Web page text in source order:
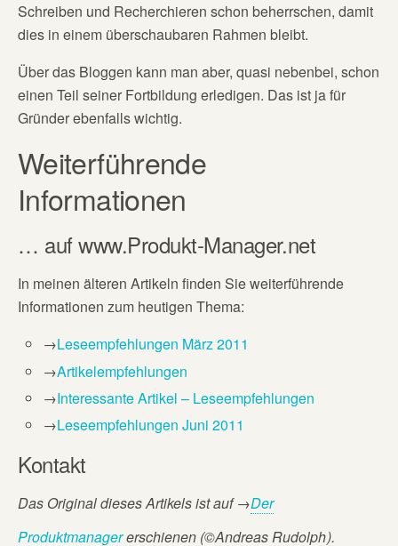
Schreiben und Recherchieren schon beherrschen, damit
dies in einem überschaubaren Rahmen bleibt.
Über das Bloggen kann man aber, quasi nebenbei, schon
einen Teil seiner Fortbildung erledigen. Das ist ja für
Gründer ebenfalls wichtig.
Weiterführende
Informationen
… auf www.Produkt-Manager.net
In meinen älteren Artikeln finden Sie weiterführende
Informationen zum heutigen Thema:
→Leseempfehlungen März 2011
→Artikelempfehlungen
→Interessante Artikel – Leseempfehlungen
→Leseempfehlungen Juni 2011
Kontakt
Das Original dieses Artikels ist auf→Der
Produktmanagererschienen (©Andreas Rudolph).